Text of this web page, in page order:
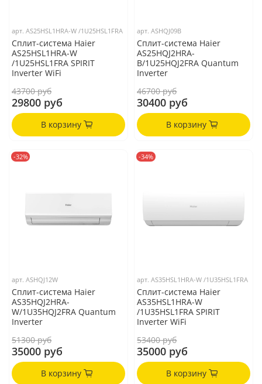
арт.AS25HSL1HRA-W /1U25HSL1FRA
Сплит-система Haier
AS25HSL1HRA-W
/1U25HSL1FRA SPIRIT
Inverter WiFi
43700 руб
29800 руб
В корзину
арт.ASHQJ09B
Сплит-система Haier
AS25HQJ2HRA-
B/1U25HQJ2FRA Quantum
Inverter
46700 руб
30400 руб
В корзину
-32%
арт.ASHQJ12W
Сплит-система Haier
AS35HQJ2HRA-
W/1U35HQJ2FRA Quantum
Inverter
51300 руб
35000 руб
В корзину
-34%
арт.AS35HSL1HRA-W /1U35HSL1FRA
Сплит-система Haier
AS35HSL1HRA-W
/1U35HSL1FRA SPIRIT
Inverter WiFi
53400 руб
35000 руб
В корзину